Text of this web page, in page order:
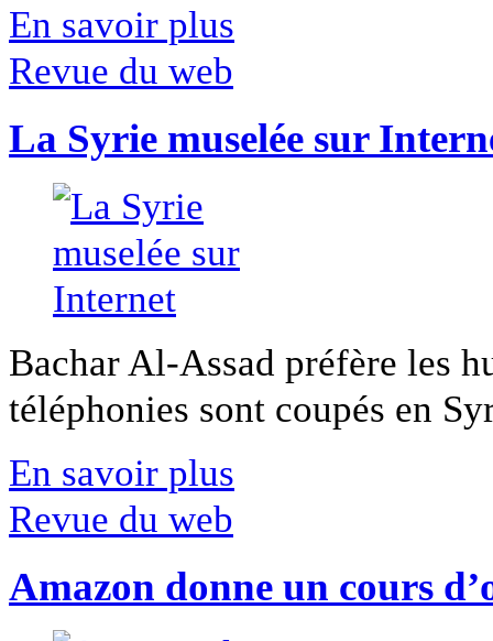
En savoir plus
Revue du web
La Syrie muselée sur
Bachar Al-Assad préfère les
téléphonies sont coupés en
En savoir plus
Revue du web
Amazon donne un cours